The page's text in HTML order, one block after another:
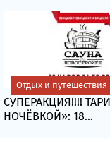
СУПЕРАКЦИЯ!!!!
НОЧЁВКОЙ»: 18...
Отдых и путешествия